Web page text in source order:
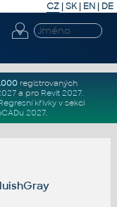
CZ | SK| EN | DE
registrovaných
a pro Revit 2027.
křivkyv sekci
2027.